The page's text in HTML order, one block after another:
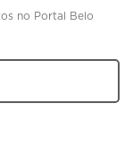
no Portal Belo